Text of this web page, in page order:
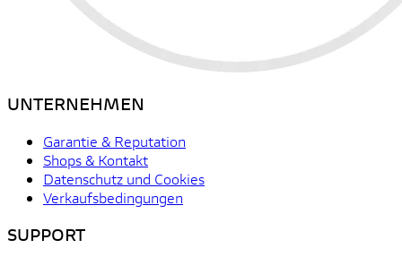
UNTERNEHMEN
Garantie & Reputation
Shops & Kontakt
Datenschutz und Cookies
Verkaufsbedingungen
SUPPORT